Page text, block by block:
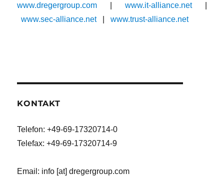
www.dregergroup.com www.it-alliance.net|
www.sec-alliance.net|www.trust-alliance.net
KONTAKT
Telefon: +49-69-17320714-0
Telefax: +49-69-17320714-9
Email: info [at] dregergroup.com